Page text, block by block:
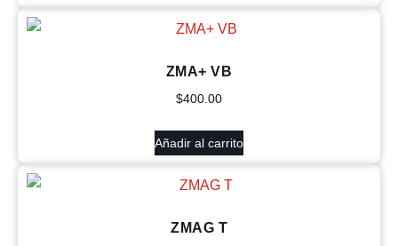
ZMA+ VB
$400.00
Añadir al carrito
ZMAG T